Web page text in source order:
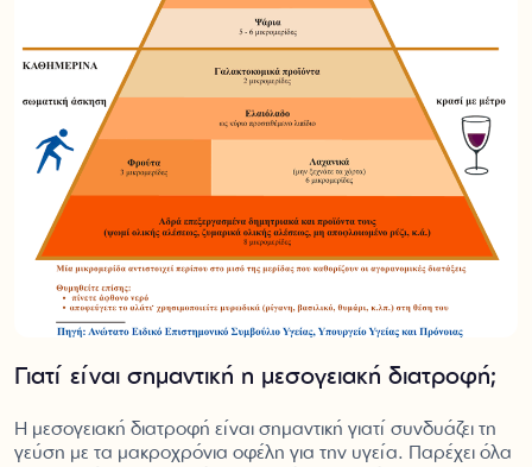
Γιατί είναι σημαντική η μεσογειακή διατροφή;
Η μεσογειακή διατροφή είναι σημαντική γιατί συνδυάζει τη
γεύση με τα μακροχρόνια οφέλη για την υγεία. Παρέχει όλα